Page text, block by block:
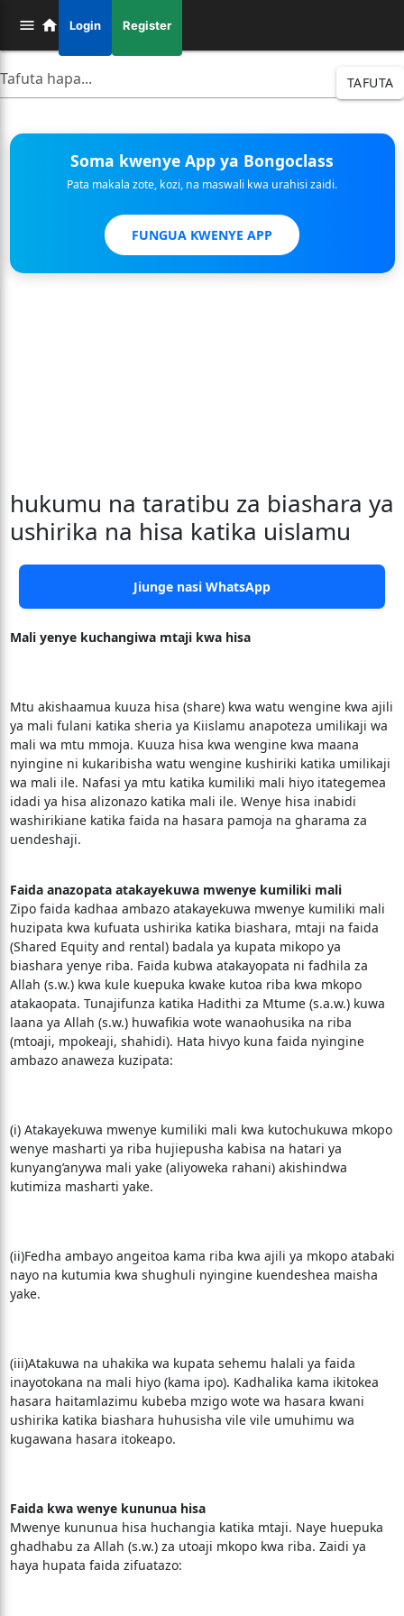
Login Register
TAFUTA
Soma kwenye App ya Bongoclass
Pata makala zote, kozi, na maswali kwa urahisi zaidi.
FUNGUA KWENYE APP
hukumu na taratibu za biashara ya
ushirika na hisa katika uislamu
Jiunge nasi WhatsApp
Mali yenye kuchangiwa mtaji kwa hisa
Mtu akishaamua kuuza hisa (share) kwa watu wengine kwa ajili
ya mali fulani katika sheria ya Kiislamu anapoteza umilikaji wa
mali wa mtu mmoja. Kuuza hisa kwa wengine kwa maana
nyingine ni kukaribisha watu wengine kushiriki katika umilikaji
wa mali ile. Nafasi ya mtu katika kumiliki mali hiyo itategemea
idadi ya hisa alizonazo katika mali ile. Wenye hisa inabidi
washirikiane katika faida na hasara pamoja na gharama za
uendeshaji.
Faida anazopata atakayekuwa mwenye kumiliki mali
Zipo faida kadhaa ambazo atakayekuwa mwenye kumiliki mali
huzipata kwa kufuata ushirika katika biashara, mtaji na faida
(Shared Equity and rental) badala ya kupata mikopo ya
biashara yenye riba. Faida kubwa atakayopata ni fadhila za
Allah (s.w.) kwa kule kuepuka kwake kutoa riba kwa mkopo
atakaopata. Tunajifunza katika Hadithi za Mtume (s.a.w.) kuwa
laana ya Allah (s.w.) huwafikia wote wanaohusika na riba
(mtoaji, mpokeaji, shahidi). Hata hivyo kuna faida nyingine
ambazo anaweza kuzipata:
(i) Atakayekuwa mwenye kumiliki mali kwa kutochukuwa mkopo
wenye masharti ya riba hujiepusha kabisa na hatari ya
kunyang’anywa mali yake (aliyoweka rahani) akishindwa
kutimiza masharti yake.
(ii)Fedha ambayo angeitoa kama riba kwa ajili ya mkopo atabaki
nayo na kutumia kwa shughuli nyingine kuendeshea maisha
yake.
(iii)Atakuwa na uhakika wa kupata sehemu halali ya faida
inayotokana na mali hiyo (kama ipo). Kadhalika kama ikitokea
hasara haitamlazimu kubeba mzigo wote wa hasara kwani
ushirika katika biashara huhusisha vile vile umuhimu wa
kugawana hasara itokeapo.
Faida kwa wenye kununua hisa
Mwenye kununua hisa huchangia katika mtaji. Naye huepuka
ghadhabu za Allah (s.w.) za utoaji mkopo kwa riba. Zaidi ya
haya hupata faida zifuatazo: